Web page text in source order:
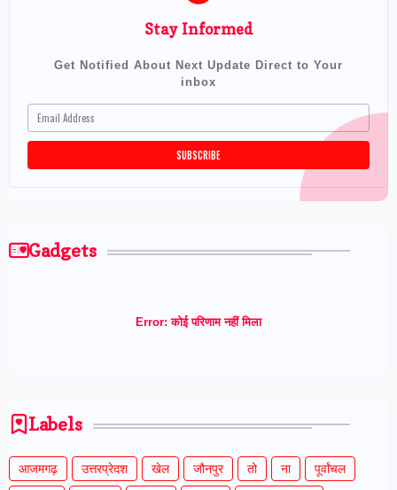
Stay Informed
Get Notified About Next Update Direct to Your
inbox
Gadgets
Error: कोई परिणाम नहीं मिला
Labels
आजमगढ़ उत्तरप्रेदश खेल जौनपुर तो ना पूर्वांचल